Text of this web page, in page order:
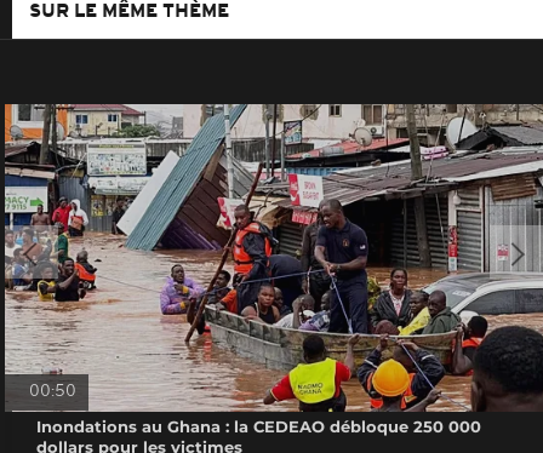
SUR LE MÊME THÈME
00:50
Inondations au Ghana : la CEDEAO débloque 250 000
dollars pour les victimes